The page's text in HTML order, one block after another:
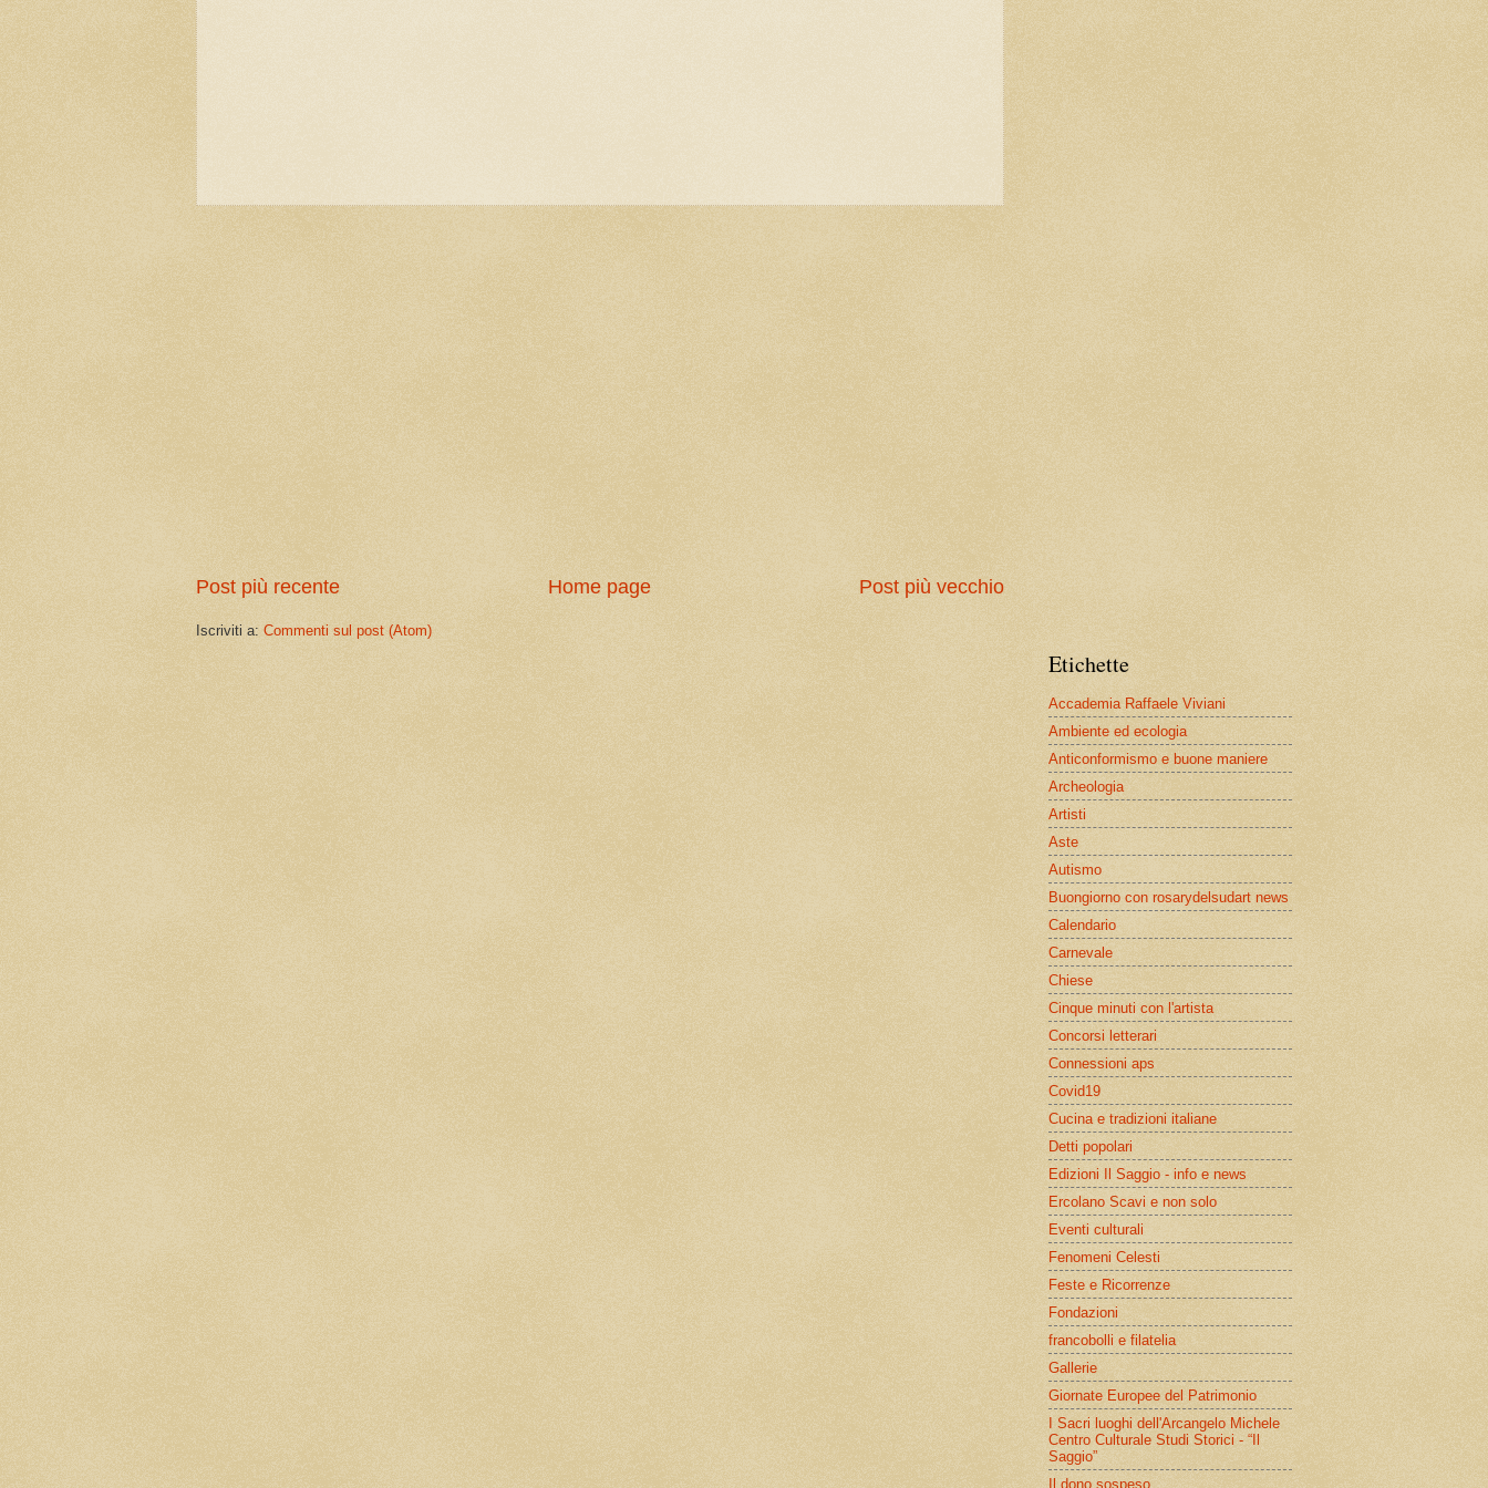
Post più recente Post più vecchio
Home page
Iscriviti a: Commenti sul post (Atom)
Etichette
Accademia Raffaele Viviani
Ambiente ed ecologia
Anticonformismo e buone maniere
Archeologia
Artisti
Aste
Autismo
Buongiorno con rosarydelsudart news
Calendario
Carnevale
Chiese
Cinque minuti con l'artista
Concorsi letterari
Connessioni aps
Covid19
Cucina e tradizioni italiane
Detti popolari
Edizioni Il Saggio - info e news
Ercolano Scavi e non solo
Eventi culturali
Fenomeni Celesti
Feste e Ricorrenze
Fondazioni
francobolli e filatelia
Gallerie
Giornate Europee del Patrimonio
I Sacri luoghi dell'Arcangelo Michele
Centro Culturale Studi Storici - “Il
Saggio”
Il dono sospeso